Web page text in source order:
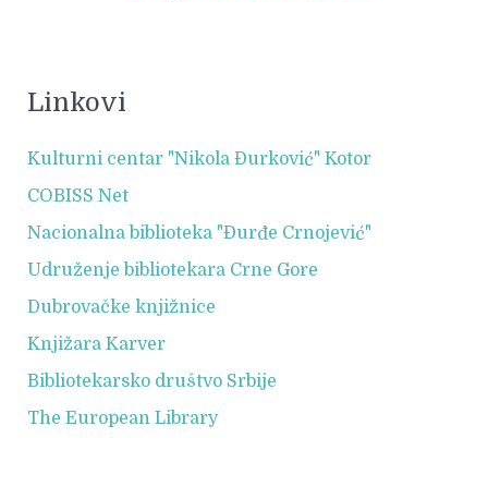
Linkovi
Kulturni centar "Nikola Đurković" Kotor
COBISS Net
Nacionalna biblioteka "Đurđe Crnojević"
Udruženje bibliotekara Crne Gore
Dubrovačke knjižnice
Knjižara Karver
Bibliotekarsko društvo Srbije
The European Library